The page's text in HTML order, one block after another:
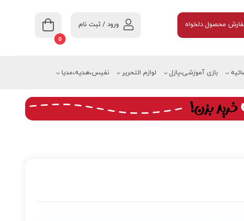
0
ورود / ثبت نام محصول دلخواه
بازی آموزشی،پازل لوازم التحریر نفیس،هدیه،مدیا